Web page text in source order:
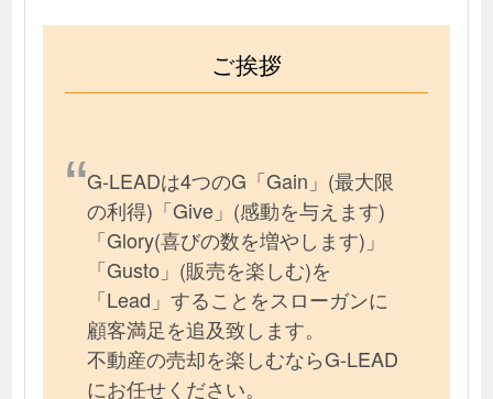
ご挨拶
G-LEADは4つのG「Gain」(最大限
の利得)「Give」(感動を与えます)
「Glory(喜びの数を増やします)」
「Gusto」(販売を楽しむ)を
「Lead」することをスローガンに
顧客満足を追及致します。
不動産の売却を楽しむならG-LEAD
にお任せください。